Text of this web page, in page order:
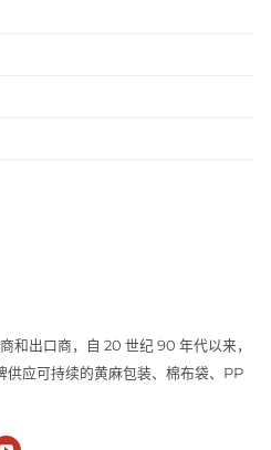
出口商，自 20 世纪 90 年代以来，
供应可持续的黄麻包装、棉布袋、PP